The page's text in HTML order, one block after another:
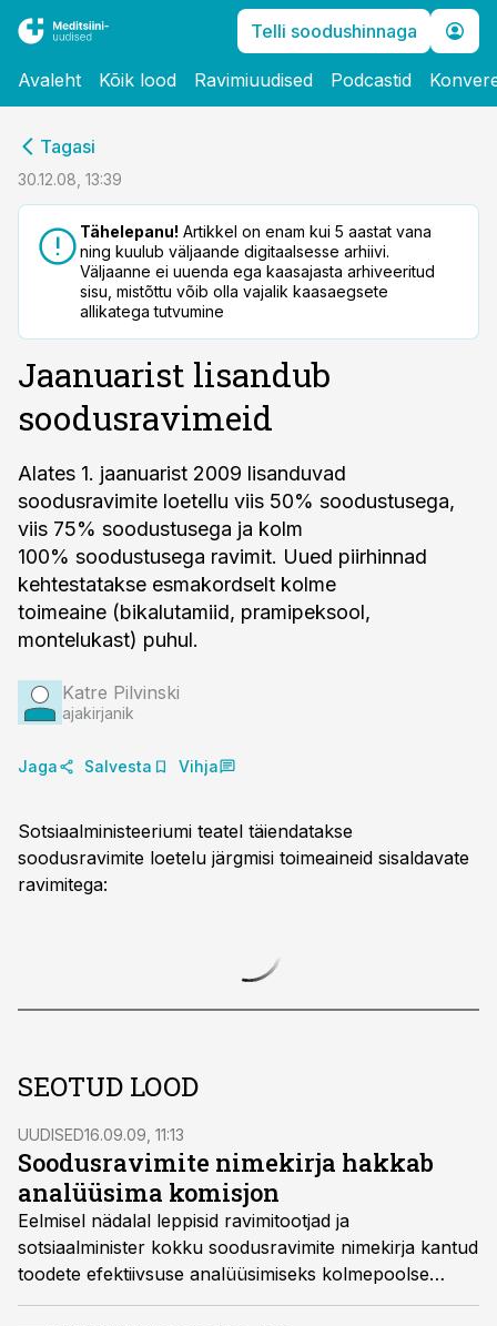
Telli soodushinnaga
Avaleht Kõik lood Ravimiuudised Podcastid
Tagasi
30.12.08, 13:39
Tähelepanu! Artikkel on enam kui 5 aastat vana
ning kuulub väljaande digitaalsesse arhiivi.
Väljaanne ei uuenda ega kaasajasta arhiveeritud
sisu, mistõttu võib olla vajalik kaasaegsete
allikatega tutvumine
Jaanuarist lisandub
soodusravimeid
Alates 1. jaanuarist 2009 lisanduvad
soodusravimite loetellu viis 50% soodustusega,
viis 75% soodustusega ja kolm
100% soodustusega ravimit. Uued piirhinnad
kehtestatakse esmakordselt kolme
toimeaine (bikalutamiid, pramipeksool,
montelukast) puhul.
Katre Pilvinski
ajakirjanik
Jaga Salvesta Vihja
Sotsiaalministeeriumi teatel täiendatakse
soodusravimite loetelu järgmisi toimeaineid sisaldavate
ravimitega:
SEOTUD LOOD
UUDISED16.09.09, 11:13
Soodusravimite nimekirja hakkab
analüüsima komisjon
Eelmisel nädalal leppisid ravimitootjad ja
sotsiaalminister kokku soodusravimite nimekirja kantud
toodete efektiivsuse analüüsimiseks kolmepoolse
komisjoni moodustamises.